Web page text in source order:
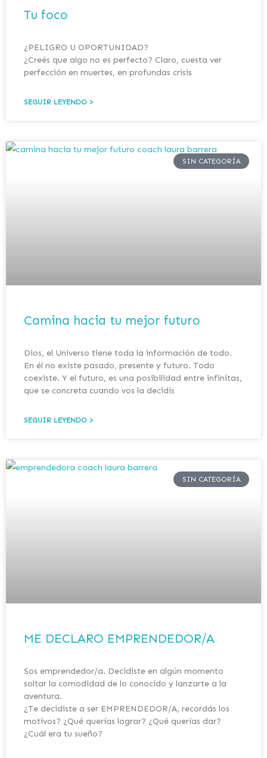
Tu foco
¿PELIGRO U OPORTUNIDAD?
¿Creés que algo no es perfecto? Claro, cuesta ver
perfección en muertes, en profundas crisis
SEGUIR LEYENDO >
SIN CATEGORÍA
Camina hacia tu mejor futuro
Dios, el Universo tiene toda la información de todo.
En él no existe pasado, presente y futuro. Todo
coexiste. Y el futuro, es una posibilidad entre infinitas,
que se concreta cuando vos la decidís
SEGUIR LEYENDO >
SIN CATEGORÍA
ME DECLARO EMPRENDEDOR/A
Sos emprendedor/a. Decidiste en algún momento
soltar la comodidad de lo conocido y lanzarte a la
aventura.
¿Te decidiste a ser EMPRENDEDOR/A, recordás los
motivos? ¿Qué querías lograr? ¿Qué querías dar?
¿Cuál era tu sueño?